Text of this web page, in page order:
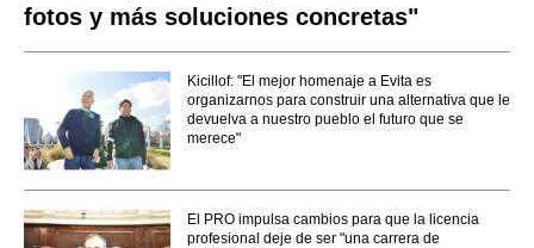
fotos y más soluciones concretas"
Kicillof: "El mejor homenaje a Evita es
organizarnos para construir una alternativa que le
devuelva a nuestro pueblo el futuro que se
merece"
El PRO impulsa cambios para que la licencia
profesional deje de ser "una carrera de